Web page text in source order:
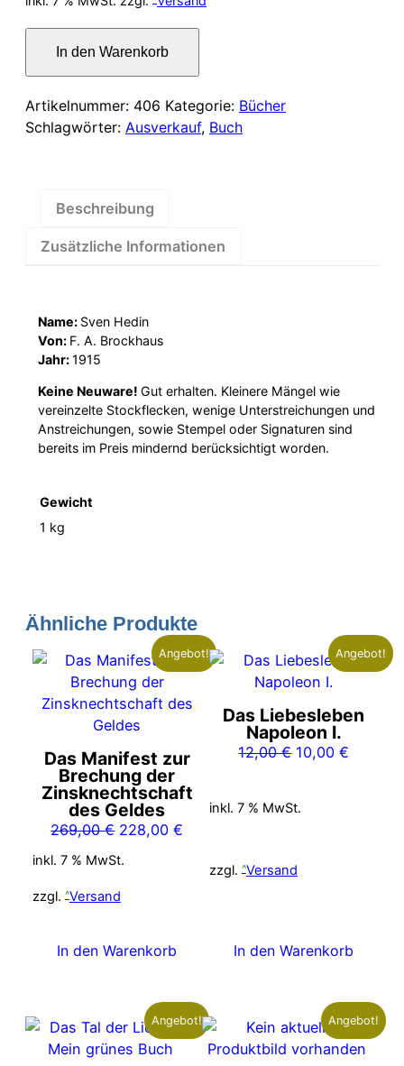
war:
12,00 €
in
Waffen
Menge
In den Warenkorb
Artikelnummer: 406 Kategorie: Bücher
Schlagwörter: Ausverkauf, Buch
Beschreibung
Zusätzliche Informationen
Name: Sven Hedin
Von: F. A. Brockhaus
Jahr:1915
Keine Neuware!Gut erhalten. Kleinere Mängel wie
vereinzelte Stockflecken, wenige Unterstreichungen und
Anstreichungen, sowie Stempel oder Signaturen sind
bereits im Preis mindernd berücksichtigt worden.
Gewicht
1 kg
Ähnliche Produkte
Angebot!
Das Manifest zur
Brechung der
Zinsknechtschaft
des Geldes
269,00€ Ursprünglicher
269,00 €
228,00€
inkl. 7 % MwSt.
zzgl. Versand
In den Warenkorb
Angebot!
Das Liebesleben
Napoleon I.
12,00€ Ursprünglicher
12,00 €
10,00€
inkl. 7 % MwSt.
zzgl. Versand
In den Warenkorb
Angebot! Angebot!